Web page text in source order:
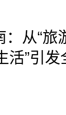
从“旅
活”引